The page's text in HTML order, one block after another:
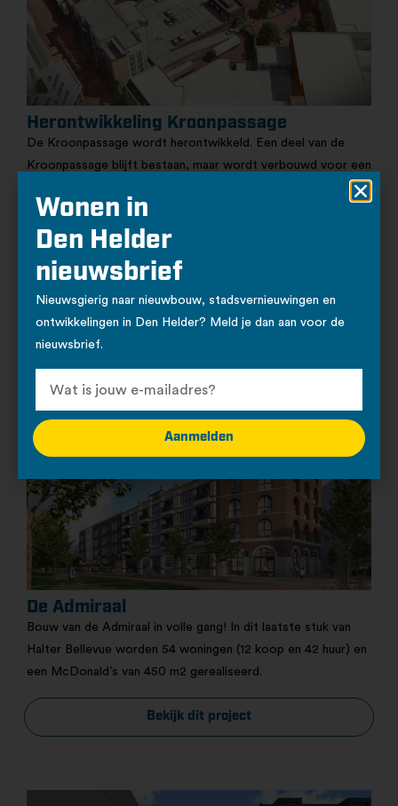
Herontwikkeling Kroonpassage
De Kroonpassage wordt herontwikkeld. Een deel van de
Kroonpassage blijft bestaan, maar wordt verbouwd voor een
nieuwe supermarkt en winkelruimte. Het resterende deel van
de Kroonpassage wordt gesloopt en biedt ruimte aan een
nieuw plein. Naast een prettig verblijf wordt ook het
rekening gehouden met het veranderende klimaat.
Bekijk dit project
De Admiraal
Bouw van de Admiraal in volle gang! In dit laatste stuk van
Halter Bellevue worden 54 woningen (12 koop en 42 huur) en
een McDonald’s van 450 m2 gerealiseerd.
Bekijk dit project
Wonen in
Den Helder
nieuwsbrief
Nieuwsgierig naar nieuwbouw, stadsvernieuwingen en
ontwikkelingen in Den Helder? Meld je dan aan voor de
nieuwsbrief.
Aanmelden